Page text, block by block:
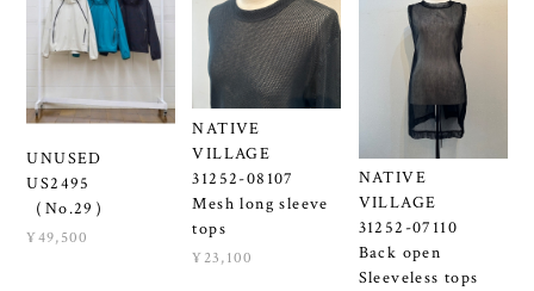
UNUSED
US2495
（No.29）
¥49,500
NATIVE
VILLAGE
31252-08107
Mesh long sleeve
tops
¥23,100
NATIVE
VILLAGE
31252-07110
Back open
Sleeveless tops